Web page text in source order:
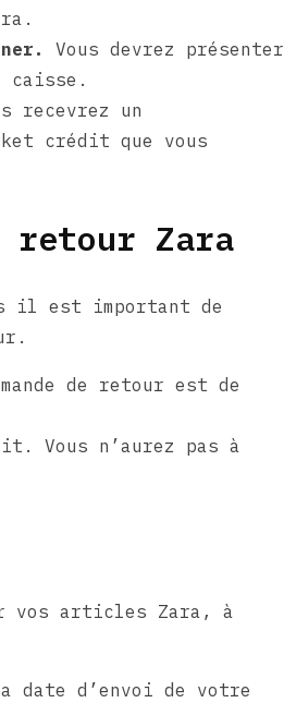
Vous devrez présenter
caisse.
recevrez un
crédit que vous
Zara
il est important de
de retour est de
Vous n’aurez pas à
vos articles Zara, à
date d’envoi de votre